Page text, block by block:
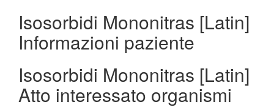
Isosorbidi Mononitras [Latin]
Informazioni paziente
Isosorbidi Mononitras [Latin]
Atto interessato organismi